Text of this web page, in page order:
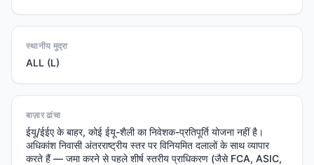
स्थानीय मुद्रा
ALL (L)
बाज़ार ढांचा
ईयू/ईईए के बाहर, कोई ईयू-शैली का निवेशक-प्रतिपूर्ति योजना नहीं है।
अधिकांश निवासी अंतरराष्ट्रीय स्तर पर विनियमित दलालों के साथ व्यापार
करते हैं — जमा करने से पहले शीर्ष स्तरीय प्राधिकरण (जैसे FCA, ASIC,